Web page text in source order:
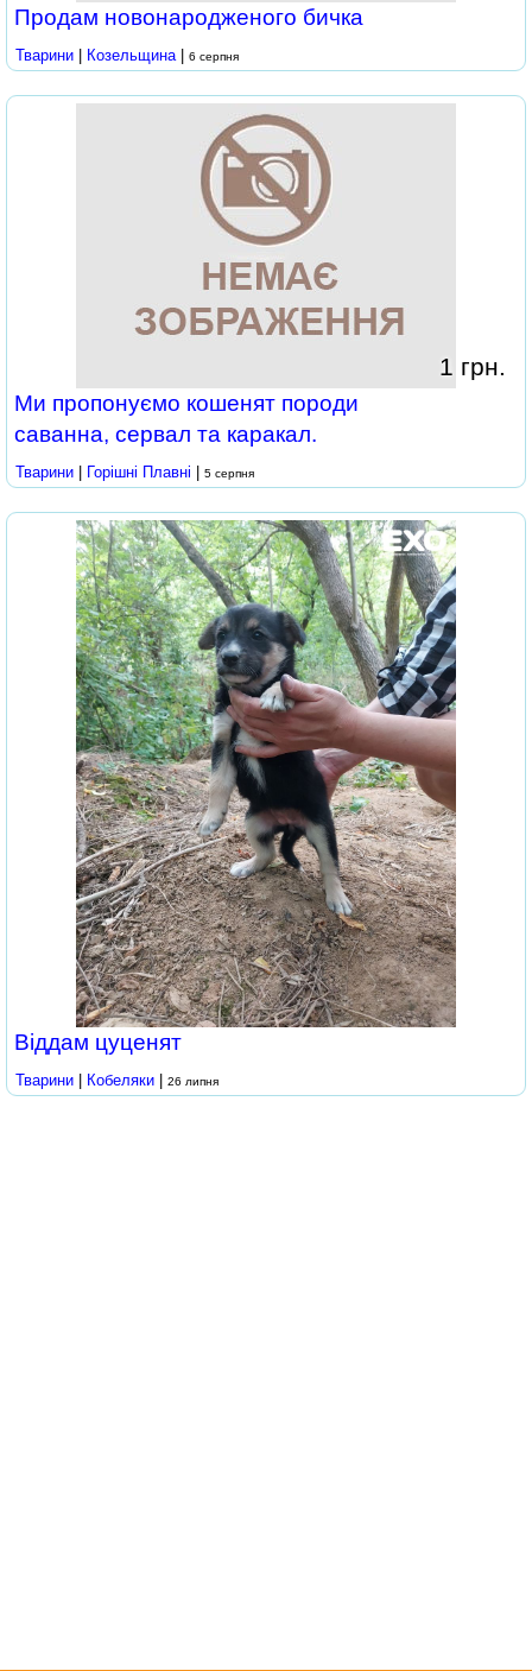
Продам новонародженого бичка
Тварини Козельщина| 6 серпня
1 грн.
Ми пропонуємо кошенят породи
саванна, сервал та каракал.
Тварини Горішні Плавні 5 серпня
Віддам цуценят
Тварини Кобеляки 26 липня